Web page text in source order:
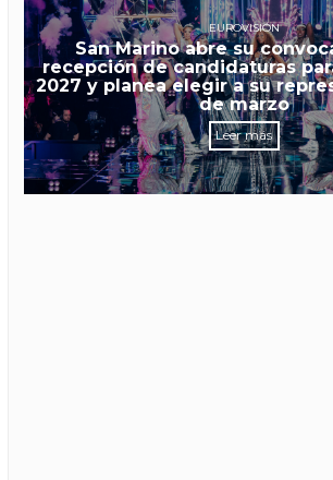
EUROVISIÓN
San Marino abre su
recepción de candidaturas
2027 y planea elegir a su
de marzo
Leer más